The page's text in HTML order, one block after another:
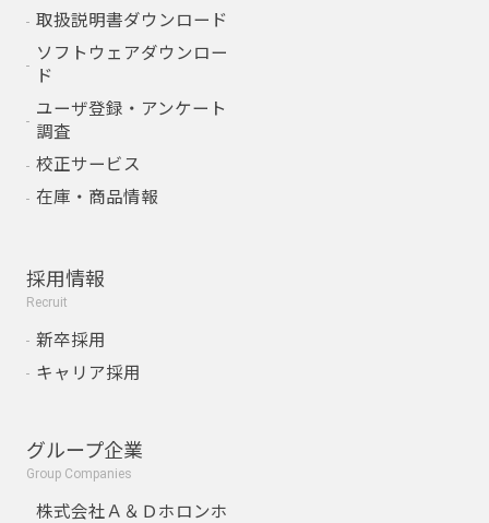
取扱説明書ダウンロード
ソフトウェアダウンロー
ド
ユーザ登録・アンケート
調査
校正サービス
在庫・商品情報
採用情報
Recruit
新卒採用
キャリア採用
グループ企業
Group Companies
株式会社Ａ＆Ｄホロンホ